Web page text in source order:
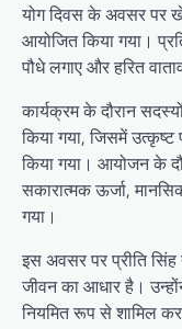
योग दिवस के अवसर पर
आयोजित किया गया।
पौधे लगाए और हरित
कार्यक्रम के दौरान
किया गया, जिसमें उत्कृष्ट
किया गया। आयोजन के
सकारात्मक ऊर्जा,
गया।
इस अवसर पर प्रीति
जीवन का आधार है।
नियमित रूप से शामिल